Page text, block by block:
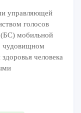
управляющей
голосов
(БС) мобильной
чудовищном
человека